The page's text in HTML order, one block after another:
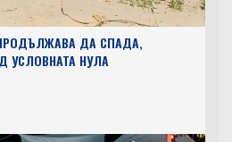
ДА СПАДА,
УСЛОВНАТА НУЛА